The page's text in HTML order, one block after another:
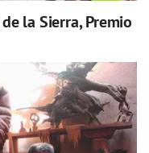
la Sierra, Premio